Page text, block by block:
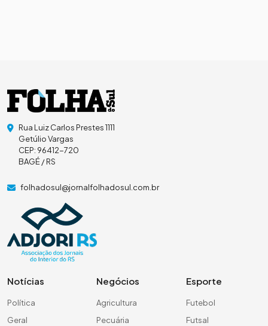
Rua Luiz Carlos Prestes 1111
Getúlio Vargas
CEP: 96412-720
BAGÉ / RS
folhadosul@jornalfolhadosul.com.br
Notícias
Política
Geral
Negócios
Agricultura
Pecuária
Esporte
Futebol
Futsal